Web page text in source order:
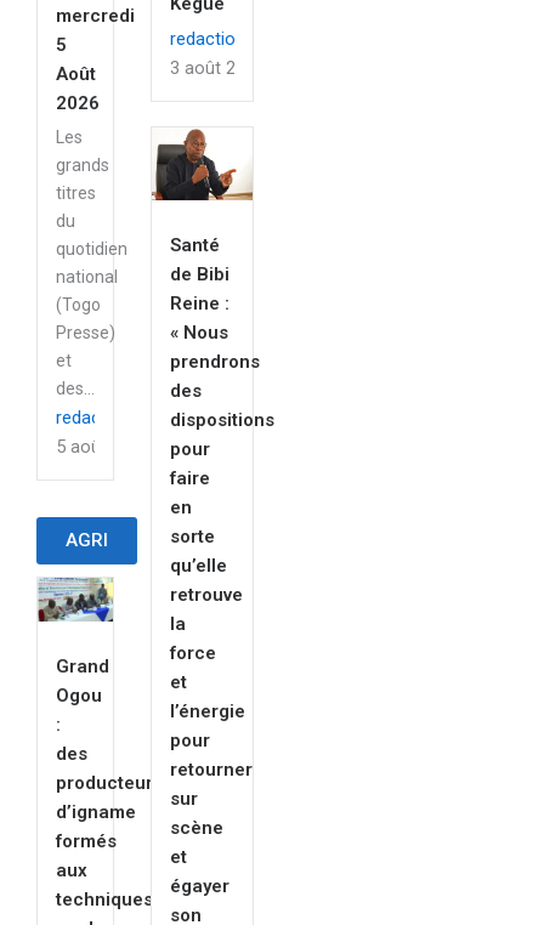
mercredi
5
Août
2026
Les
grands
titres
du
quotidien
national
(Togo
Presse)
et
des...
redaction
5 août 2026
AGRI
Grand
Ogou
:
des
producteurs
d’igname
formés
aux
techniques
redaction
3 août 2026
Santé
de Bibi
Reine :
« Nous
prendrons
des
dispositions
pour
faire
en
sorte
qu’elle
retrouve
la
force
et
l’énergie
pour
retourner
sur
scène
et
égayer
son